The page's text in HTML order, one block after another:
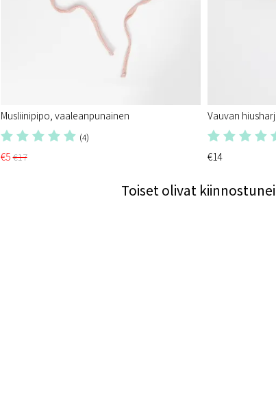
Musliinipipo, vaaleanpunainen
(4)
€5 €17
Vauvan
€14
Toiset olivat